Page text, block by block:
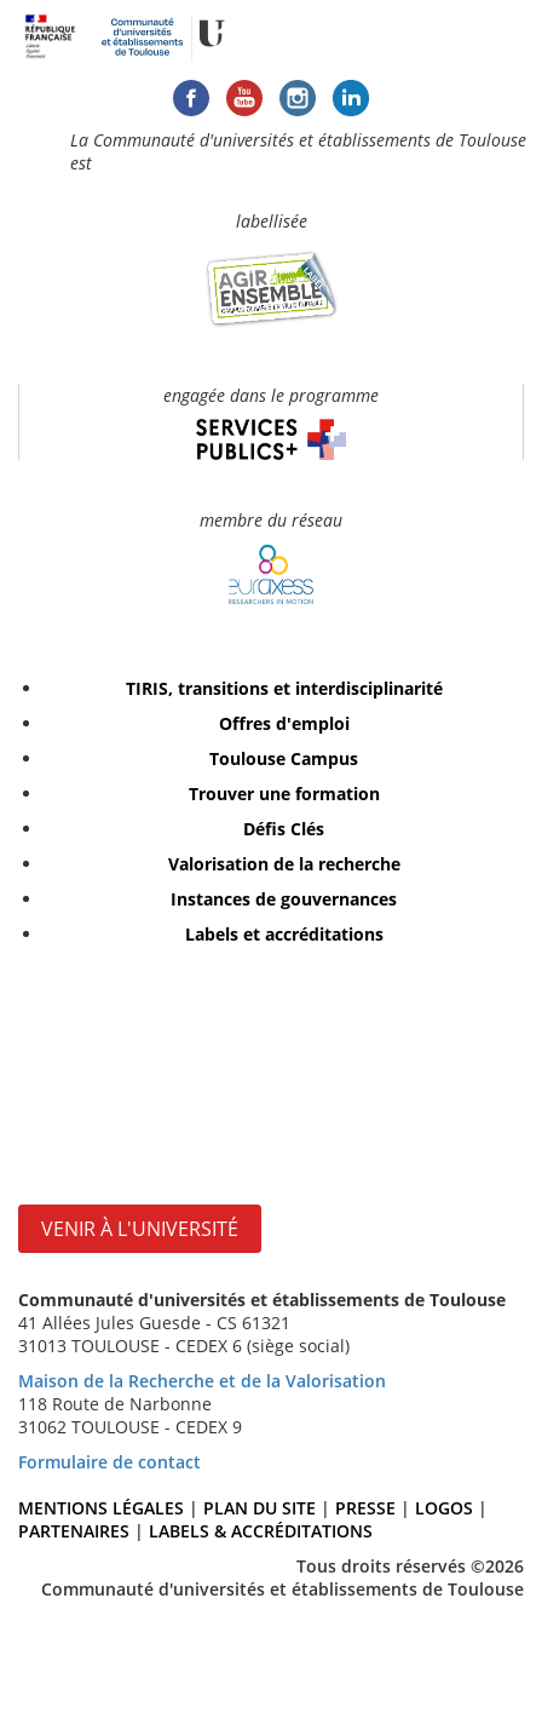
La Communauté d'universités et établissements de Toulouse
est
labellisée
engagée dans le programme
membre du réseau
TIRIS, transitions et interdisciplinarité
Offres d'emploi
Toulouse Campus
Trouver une formation
Défis Clés
Valorisation de la recherche
Instances de gouvernances
Labels et accréditations
VENIR À L'UNIVERSITÉ
Communauté d'universités et établissements de Toulouse
41 Allées Jules Guesde - CS 61321
31013 TOULOUSE - CEDEX 6 (siège social)
Maison de la Recherche et de la Valorisation
118 Route de Narbonne
31062 TOULOUSE - CEDEX 9
Formulaire de contact
MENTIONS LÉGALES | PLAN DU SITE | PRESSE | LOGOS |
PARTENAIRES | LABELS & ACCRÉDITATIONS
Tous droits réservés ©2026
Communauté d'universités et établissements de Toulouse